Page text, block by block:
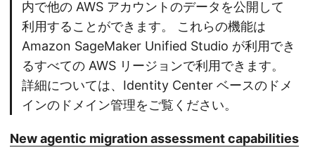
内で他の AWS アカウントのデータを公開して
利用することができます。 これらの機能は
Amazon SageMaker Unified Studio が利用でき
るすべての AWS リージョンで利用できます。
詳細については、Identity Center ベースのドメ
インのドメイン管理をご覧ください。
New agentic migration assessment capabilities